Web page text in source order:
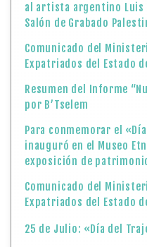
al artista argentino Luis
Salón de Grabado
Comunicado del
Expatriados del Estado
Resumen del Informe
por B’Tselem
Para conmemorar el
inauguró en el Museo
exposición de
Comunicado del
Expatriados del Estado
25 de Julio: «Día del